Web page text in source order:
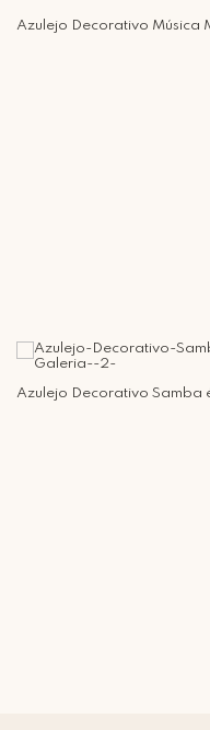
Que tal agendar um horário?
Azulejo Decorativo Música
Azulejo Decorativo Samba